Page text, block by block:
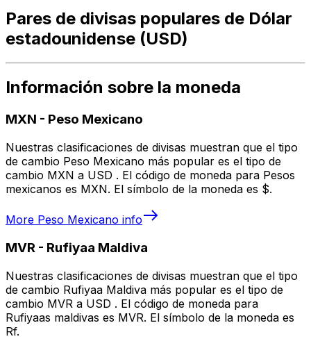
Pares de divisas populares de Dólar
estadounidense (USD)
Información sobre la moneda
MXN - Peso Mexicano
Nuestras clasificaciones de divisas muestran que el tipo
de cambio Peso Mexicano más popular es el tipo de
cambio MXN a USD . El código de moneda para Pesos
mexicanos es MXN. El símbolo de la moneda es $.
More Peso Mexicano info
MVR - Rufiyaa Maldiva
Nuestras clasificaciones de divisas muestran que el tipo
de cambio Rufiyaa Maldiva más popular es el tipo de
cambio MVR a USD . El código de moneda para
Rufiyaas maldivas es MVR. El símbolo de la moneda es
Rf.